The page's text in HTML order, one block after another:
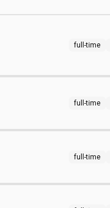
full-time
full-time
full-time